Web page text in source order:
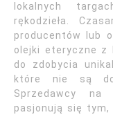
lokalnych
rękodzieła.
producentów lub
olejki eteryczne z
do zdobycia
które nie są
Sprzedawcy na
pasjonują się